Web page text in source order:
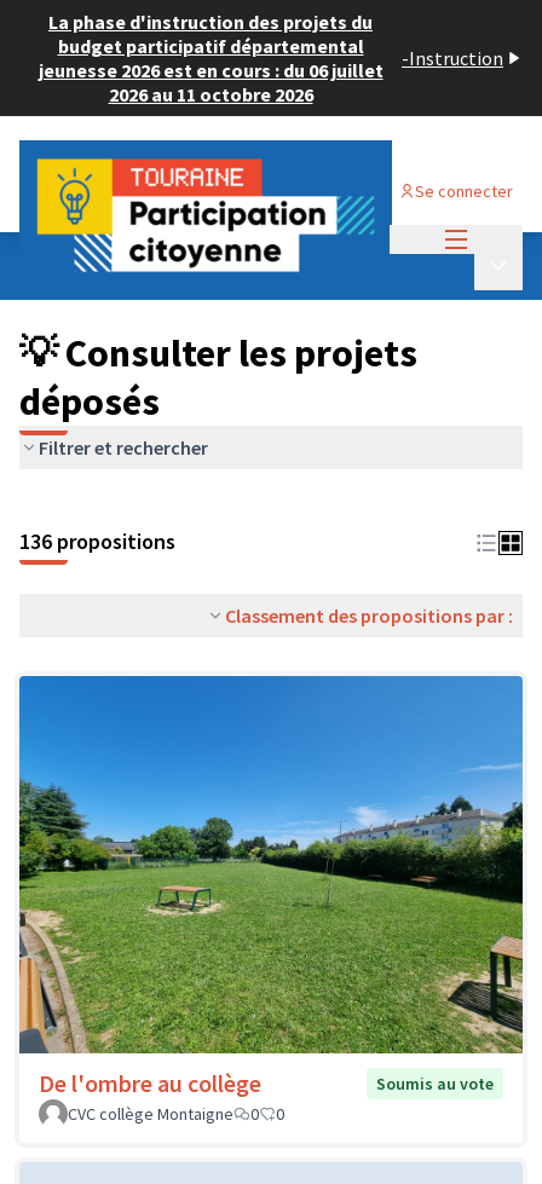
La phase d'instruction des projets du
budget participatif départemental
jeunesse 2026 est en cours : du 06 juillet
2026 au 11 octobre 2026
-Instruction
Se connecter
Budget Participatif JEUNESSE 2024
💡 Consulter les projets déposés
💡 Consulter les projets
déposés
Filtrer et rechercher
136 propositions
Classement des propositions par :
De l'ombre au collège
Soumis au vote
CVC collège Montaigne
0 0